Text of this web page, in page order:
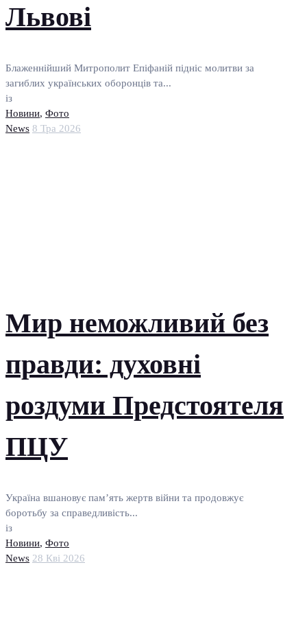
Львові
Блаженнійший Митрополит Епіфаній підніс молитви за
загиблих українських оборонців та...
із
Новини, Фото
News 8 Тра 2026
Мир неможливий без
правди: духовні
роздуми Предстоятеля
ПЦУ
Україна вшановує пам’ять жертв війни та продовжує
боротьбу за справедливість...
із
Новини, Фото
News 28 Кві 2026